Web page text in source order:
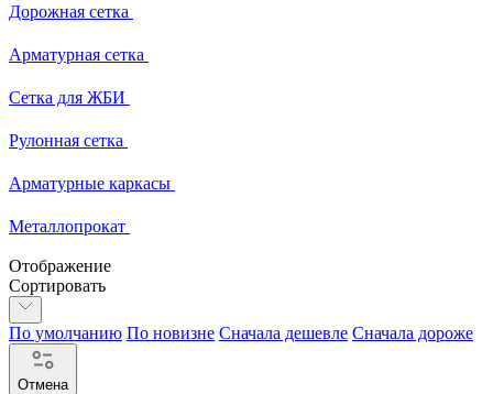
Дорожная сетка
Арматурная сетка
Сетка для ЖБИ
Рулонная сетка
Арматурные каркасы
Металлопрокат
Отображение
Сортировать
По умолчанию По новизне Сначала дешевле Сначала дороже
Отмена